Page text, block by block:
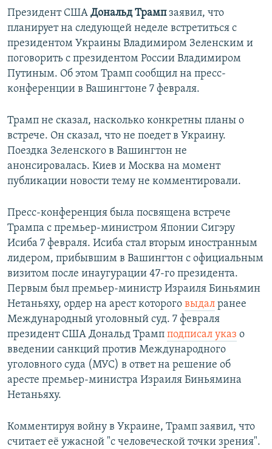
Все сайты РСЕ/РС
Президент США Дональд Трампзаявил, что
планирует на следующей неделе встретиться с
президентом Украины Владимиром Зеленским и
поговорить с президентом России Владимиром
Путиным. Об этом Трамп сообщил на пресс-
конференции в Вашингтоне 7 февраля.
Трамп не сказал, насколько конкретны планы о
встрече. Он сказал, что не поедет в Украину.
Поездка Зеленского в Вашингтон не
анонсировалась. Киев и Москва на момент
публикации новости тему не комментировали.
Пресс-конференция была посвящена встрече
Трампа с премьер-министром Японии Сигэру
Исиба 7 февраля. Исиба стал вторым иностранным
лидером, прибывшим в Вашингтон с официальным
визитом после инаугурации 47-го президента.
Первым был премьер-министр Израиля Биньямин
Нетаньяху, ордер на арест которого выдал ранее
Международный уголовный суд. 7 февраля
президент США Дональд Трамп подписал указ о
введении санкций против Международного
уголовного суда (МУС) в ответ на решение об
аресте премьер-министра Израиля Биньямина
Нетаньяху.
Комментируя войну в Украине, Трамп заявил, что
считает её ужасной "с человеческой точки зрения".